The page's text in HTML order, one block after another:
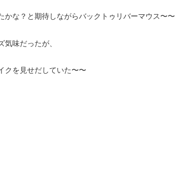
かな？と期待しながらバックトゥリバーマウス〜〜
味だったが、
クを見せだしていた〜〜